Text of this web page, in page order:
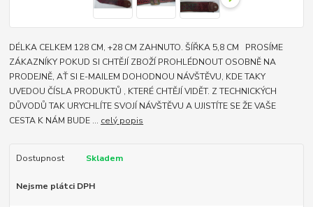
DÉLKA CELKEM 128 CM, +28 CM ZAHNUTO. ŠÍŘKA 5,8 CM PROSÍME
ZÁKAZNÍKY POKUD SI CHTĚJÍ ZBOŽÍ PROHLÉDNOUT OSOBNĚ NA
PRODEJNĚ, AŤ SI E-MAILEM DOHODNOU NÁVŠTĚVU, KDE TAKY
UVEDOU ČÍSLA PRODUKTŮ , KTERÉ CHTĚJÍ VIDĚT. Z TECHNICKÝCH
DŮVODŮ TAK URYCHLÍTE SVOJÍ NÁVŠTĚVU A UJISTÍTE SE ŽE VAŠE
CESTA K NÁM BUDE ... celý popis
Dostupnost Skladem
Nejsme plátci DPH